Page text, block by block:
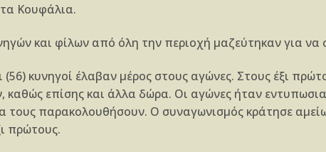
Κουφάλια.
και φίλων από όλη την περιοχή μαζεύτηκαν για
(56) κυνηγοί έλαβαν μέρος στους αγώνες. Στους έξι
καθώς επίσης και άλλα δώρα. Οι αγώνες ήταν
τους παρακολουθήσουν. Ο συναγωνισμός κράτησε
πρώτους.